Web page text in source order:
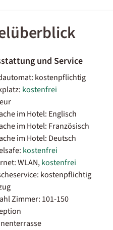
und Service
kostenpflichtig
kostenfrei
im Hotel: Englisch
im Hotel: Französisch
im Hotel: Deutsch
kostenfrei
WLAN,kostenfrei
kostenpflichtig
Zimmer: 101-150